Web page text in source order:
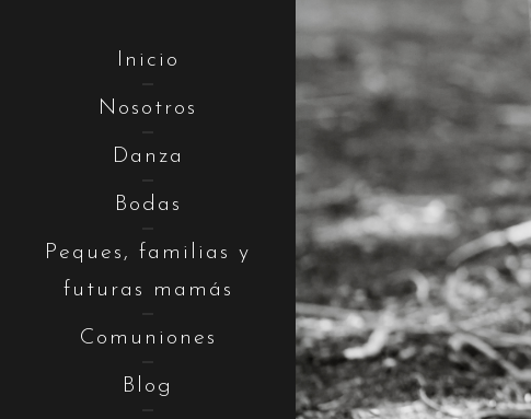
Inicio
Nosotros
Danza
Bodas
Peques, familias y
futuras mamás
Comuniones
Blog